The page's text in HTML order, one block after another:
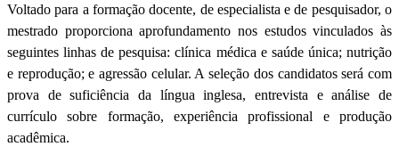
Voltado para a formação docente, de especialista e de pesquisador, o
mestrado proporciona aprofundamento nos estudos vinculados às
seguintes linhas de pesquisa: clínica médica e saúde única; nutrição
e reprodução; e agressão celular. A seleção dos candidatos será com
prova de suficiência da língua inglesa, entrevista e análise de
currículo sobre formação, experiência profissional e produção
acadêmica.